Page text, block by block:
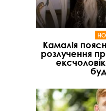
Камалія
розлучення